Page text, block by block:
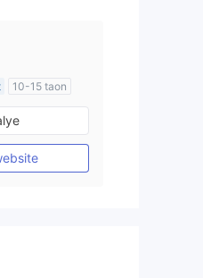
10-15 taon
(MM)
na MT4